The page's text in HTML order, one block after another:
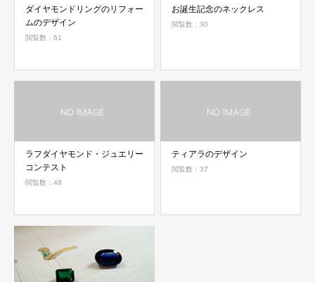
ダイヤモンドリングのリフォー
ムのデザイン
閲覧数：61
お誕生記念のネックレス
閲覧数：30
ラフダイヤモンド・ジュエリー
コンテスト
閲覧数：48
ティアラのデザイン
閲覧数：37